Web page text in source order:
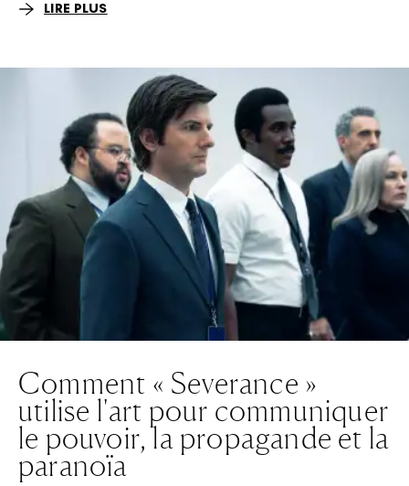
LIRE PLUS
Comment « Severance »
utilise l'art pour communiquer
le pouvoir, la propagande et la
paranoïa